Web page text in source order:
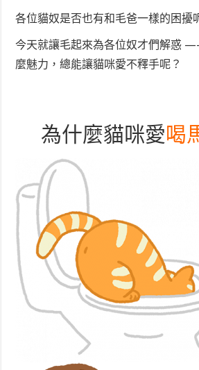
各位貓奴是否也有和毛爸一樣的困擾
今天就讓毛起來為各位奴才們解惑
麼魅力，總能讓貓咪愛不釋手呢？
為什麼貓咪愛喝